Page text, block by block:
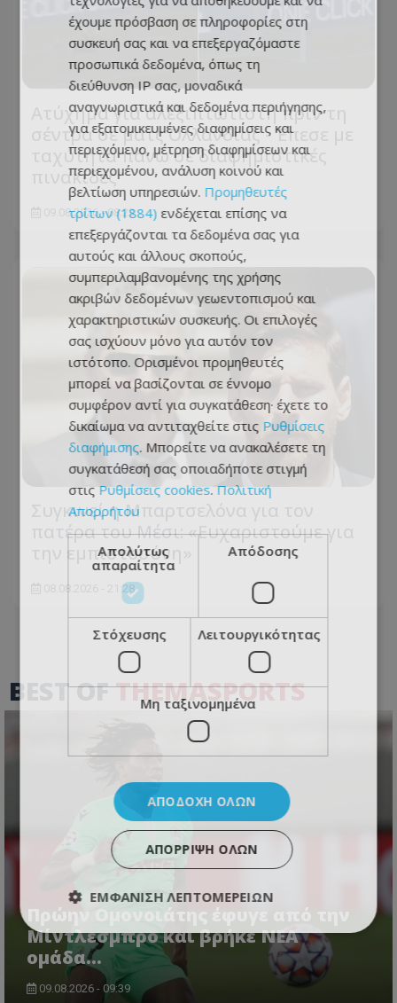
Ατύχημα για αλεξιπτωτιστή πριν τη
σέντρα σε ματς Ολλανδίας - Έπεσε με
ταχύτητα πάνω σε διαφημιστικές
πινακίδες
09.08.2026 - 08:23
Συγκινεί η Μπαρτσελόνα για τον
πατέρα του Μέσι: «Ευχαριστούμε για
την εμπιστοσύνη»
08.08.2026 - 21:28
BEST OFTHEMASPORTS
Πρώην Ομονοιάτης έφυγε από την
Μίντλεσμπρο και βρήκε ΝΕΑ
ομάδα...
09.08.2026 - 09:39
έχουμε πρόσβαση σε πληροφορίες στη
συσκευή σας και να επεξεργαζόμαστε
προσωπικά δεδομένα, όπως τη
διεύθυνση IP σας, μοναδικά
αναγνωριστικά και δεδομένα περιήγησης,
για εξατομικευμένες διαφημίσεις και
περιεχόμενο, μέτρηση διαφημίσεων και
περιεχομένου, ανάλυση κοινού και
βελτίωση υπηρεσιών. Προμηθευτές
τρίτων (1884) ενδέχεται επίσης να
επεξεργάζονται τα δεδομένα σας για
αυτούς και άλλους σκοπούς,
συμπεριλαμβανομένης της χρήσης
ακριβών δεδομένων γεωεντοπισμού και
χαρακτηριστικών συσκευής. Οι επιλογές
σας ισχύουν μόνο για αυτόν τον
ιστότοπο. Ορισμένοι προμηθευτές
μπορεί να βασίζονται σε έννομο
συμφέρον αντί για συγκατάθεση· έχετε το
δικαίωμα να αντιταχθείτε στις Ρυθμίσεις
διαφήμισης. Μπορείτε να ανακαλέσετε τη
συγκατάθεσή σας οποιαδήποτε στιγμή
στις Ρυθμίσεις cookies.Πολιτική
Απορρήτου
Απολύτως
απαραίτητα
Απόδοσης
Στόχευσης Λειτουργικότητας
Μη ταξινομημένα
ΑΠΟΔΟΧΉ ΌΛΩΝ
ΑΠΌΡΡΙΨΗ ΌΛΩΝ
ΕΜΦΆΝΙΣΗ ΛΕΠΤΟΜΕΡΕΙΏΝ